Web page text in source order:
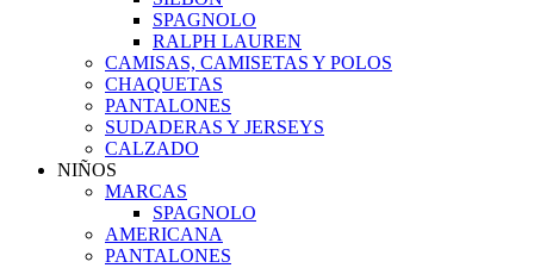
SPAGNOLO
RALPH LAUREN
CAMISAS, CAMISETAS Y POLOS
CHAQUETAS
PANTALONES
SUDADERAS Y JERSEYS
CALZADO
NIÑOS
MARCAS
SPAGNOLO
AMERICANA
PANTALONES